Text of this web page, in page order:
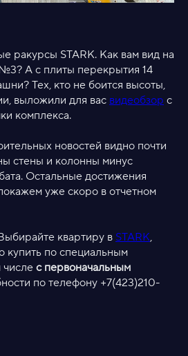
ракурсы STARK. Как вам вид на
А с плиты перекрытия 14
Тех, кто не боится высоты,
выложили для вас видеобзор с
комплекса.
новостей видно почти
стены и колонны минус
Остальные достижения
уже скоро в отчетном
квартиру в STARK,
купить по специальным
с первоначальным
по телефону +7(423)210-